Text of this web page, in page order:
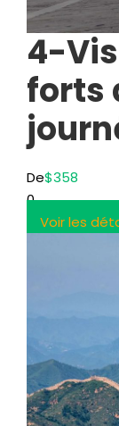
4-
forts
De$358
0
Voir les